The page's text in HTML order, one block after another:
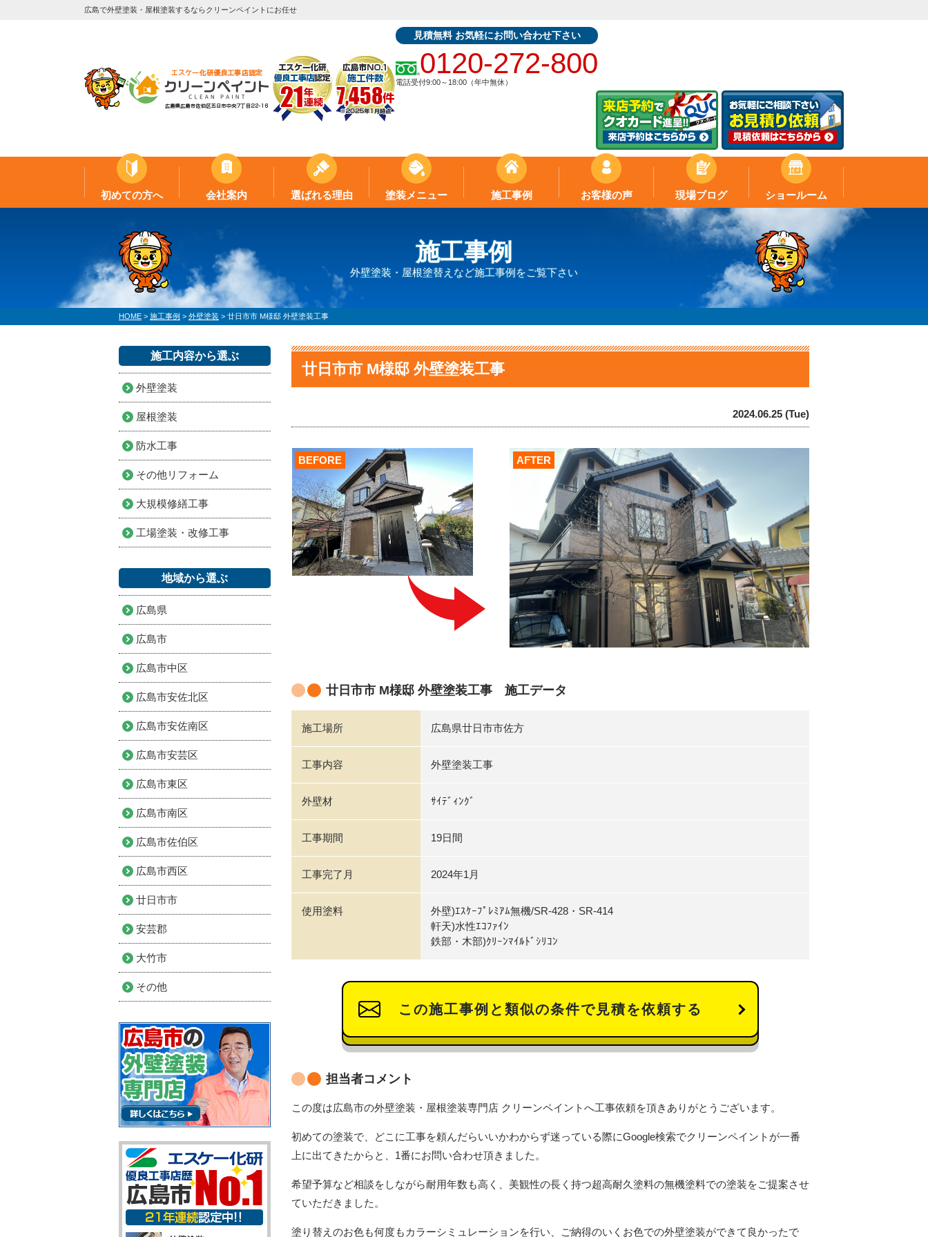
広島で外壁塗装・屋根塗装するならクリーンペイントにお任せ
見積無料 お気軽にお問い合わせ下さい
0120-272-800
電話受付9:00～18:00（年中無休）
初めての方へ 会社案内 選ばれる理由 塗装メニュー 施工事例 お客様の声 現場ブログ ショールーム
施工事例
外壁塗装・屋根塗替えなど施工事例をご覧下さい
HOME > 施工事例 > 外壁塗装 > 廿日市市 M様邸 外壁塗装工事
廿日市市 M様邸 外壁塗装工事
2024.06.25 (Tue)
AFTER
BEFORE
廿日市市 M様邸 外壁塗装工事 施工データ
施工場所 広島県廿日市市佐方
工事内容 外壁塗装工事
外壁材 ｻｲﾃﾞｨﾝｸﾞ
工事期間 19日間
工事完了月 2024年1月
使用塗料
外壁)ｴｽｹｰﾌﾟﾚﾐｱﾑ無機/SR-428・SR-414
軒天)水性ｴｺﾌｧｲﾝ
鉄部・木部)ｸﾘｰﾝﾏｲﾙﾄﾞｼﾘｺﾝ
この施工事例と類似の条件で見積を依頼する
担当者コメント
この度は広島市の外壁塗装・屋根塗装専門店 クリーンペイントへ工事依頼を頂きありがとうございます。
初めての塗装で、どこに工事を頼んだらいいかわからず迷っている際にGoogle検索でクリーンペイントが一番
上に出てきたからと、1番にお問い合わせ頂きました。
希望予算など相談をしながら耐用年数も高く、美観性の長く持つ超高耐久塗料の無機塗料での塗装をご提案させ
ていただきました。
塗り替えのお色も何度もカラーシミュレーションを行い、ご納得のいくお色での外壁塗装ができて良かったで
施工内容から選ぶ
外壁塗装
屋根塗装
防水工事
その他リフォーム
大規模修繕工事
工場塗装・改修工事
地域から選ぶ
広島県
広島市
広島市中区
広島市安佐北区
広島市安佐南区
広島市安芸区
広島市東区
広島市南区
広島市佐伯区
広島市西区
廿日市市
安芸郡
大竹市
その他